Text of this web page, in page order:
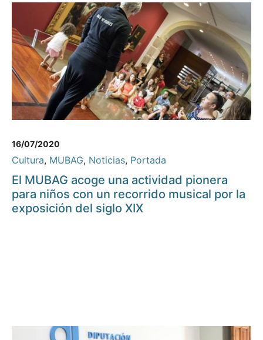
16/07/2020
Cultura, MUBAG, Noticias, Portada
El MUBAG acoge una actividad pionera
para niños con un recorrido musical por la
exposición del siglo XIX